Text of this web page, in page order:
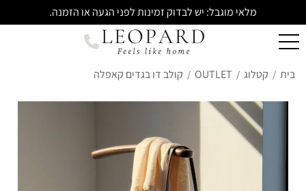
מלאי מוגבל: יש לבדוק זמינות לפני הגעה או הזמנה.
בית / קטלוג /
OUTLET
/ קולב דו בגדים קאפלה